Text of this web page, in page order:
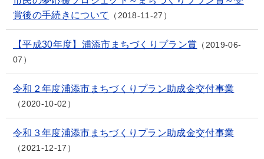
賞後の手続きについて
2018-11-27
【平成30年度】浦添市まちづくりプラン賞
2019-06-
07
令和２年度浦添市まちづくりプラン助成金交付事業
2020-10-02
令和３年度浦添市まちづくりプラン助成金交付事業
2021-12-17